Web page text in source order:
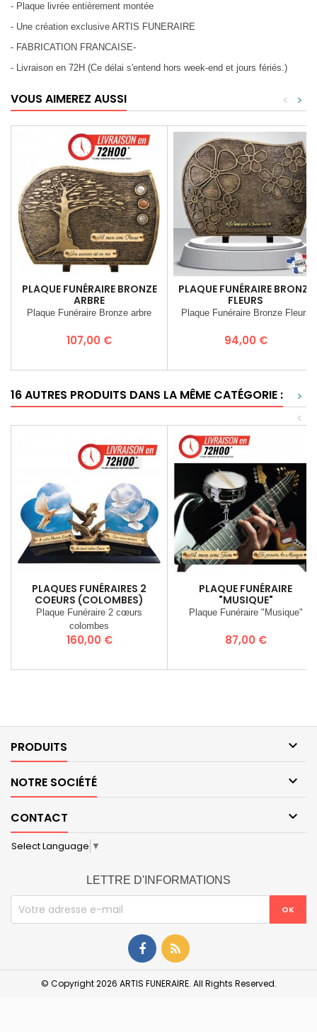
- Plaque livrée entièrement montée
- Une création exclusive ARTIS FUNERAIRE
- FABRICATION FRANCAISE-
- Livraison en 72H (Ce délai s'entend hors week-end et jours fériés.)
VOUS AIMEREZ AUSSI >
<
PLAQUE FUNÉRAIRE BRONZE
ARBRE
Plaque Funéraire Bronze arbre
Prix
107,00 €
PLAQUE FUNÉRAIRE BRONZE
FLEURS
Plaque Funéraire Bronze Fleurs
Prix
94,00 €
16 AUTRES PRODUITS DANS LA MÊME CATÉGORIE :
>
<
PLAQUES FUNÉRAIRES 2
COEURS (COLOMBES)
Plaque Funéraire 2 cœurs
colombes
Prix
160,00 €
PLAQUE FUNÉRAIRE
"MUSIQUE"
Plaque Funéraire "Musique"
Prix
87,00 €
PRODUITS 
NOTRE SOCIÉTÉ 
CONTACT 
Select Language ▼
LETTRE D'INFORMATIONS
© Copyright 2026 ARTIS FUNERAIRE. All Rights Reserved.